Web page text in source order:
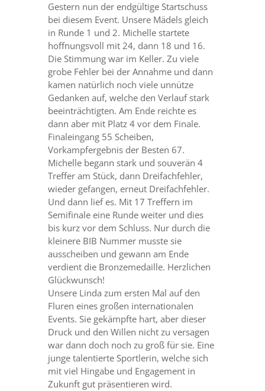
Gestern nun der endgültige Startschuss
bei diesem Event. Unsere Mädels gleich
in Runde 1 und 2. Michelle startete
hoffnungsvoll mit 24, dann 18 und 16.
Die Stimmung war im Keller. Zu viele
grobe Fehler bei der Annahme und dann
kamen natürlich noch viele unnütze
Gedanken auf, welche den Verlauf stark
beeinträchtigten. Am Ende reichte es
dann aber mit Platz 4 vor dem Finale.
Finaleingang 55 Scheiben,
Vorkampfergebnis der Besten 67.
Michelle begann stark und souverän 4
Treffer am Stück, dann Dreifachfehler,
wieder gefangen, erneut Dreifachfehler.
Und dann lief es. Mit 17 Treffern im
Semifinale eine Runde weiter und dies
bis kurz vor dem Schluss. Nur durch die
kleinere BIB Nummer musste sie
ausscheiben und gewann am Ende
verdient die Bronzemedaille. Herzlichen
Glückwunsch!
Unsere Linda zum ersten Mal auf den
Fluren eines großen internationalen
Events. Sie gekämpfte hart, aber dieser
Druck und den Willen nicht zu versagen
war dann doch noch zu groß für sie. Eine
junge talentierte Sportlerin, welche sich
mit viel Hingabe und Engagement in
Zukunft gut präsentieren wird.